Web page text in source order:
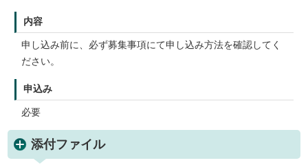
内容
申し込み前に、必ず募集事項にて申し込み方法を確認してく
ださい。
申込み
必要
添付ファイル